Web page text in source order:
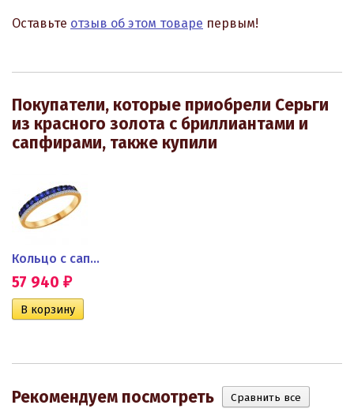
Оставьте отзыв об этом товаре первым!
Покупатели, которые приобрели Серьги
из красного золота с бриллиантами и
сапфирами, также купили
Кольцо с сапфирами и...
57 940 ₽
Рекомендуем посмотреть